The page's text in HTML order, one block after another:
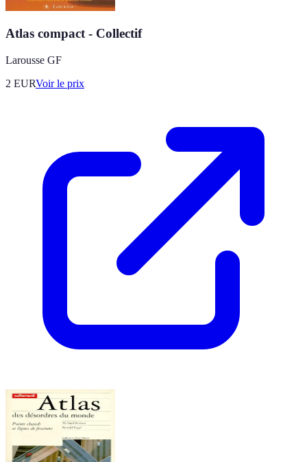
Atlas compact - Collectif
Larousse GF
2 EURVoir le prix